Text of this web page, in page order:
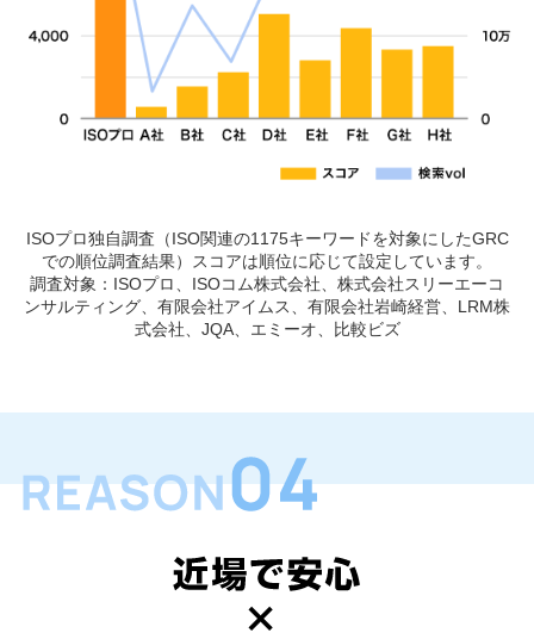
ISOプロ独自調査（ISO関連の1175キーワードを対象にしたGRC
での順位調査結果）スコアは順位に応じて設定しています。
調査対象：ISOプロ、ISOコム株式会社、株式会社スリーエーコ
ンサルティング、有限会社アイムス、有限会社岩崎経営、LRM株
式会社、JQA、エミーオ、比較ビズ